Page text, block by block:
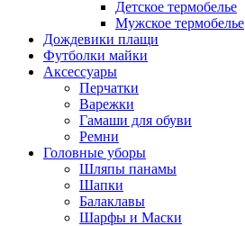
Детское термобелье
Мужское термобелье
Дождевики плащи
Футболки майки
Аксессуары
Перчатки
Варежки
Гамаши для обуви
Ремни
Головные уборы
Шляпы панамы
Шапки
Балаклавы
Шарфы и Маски